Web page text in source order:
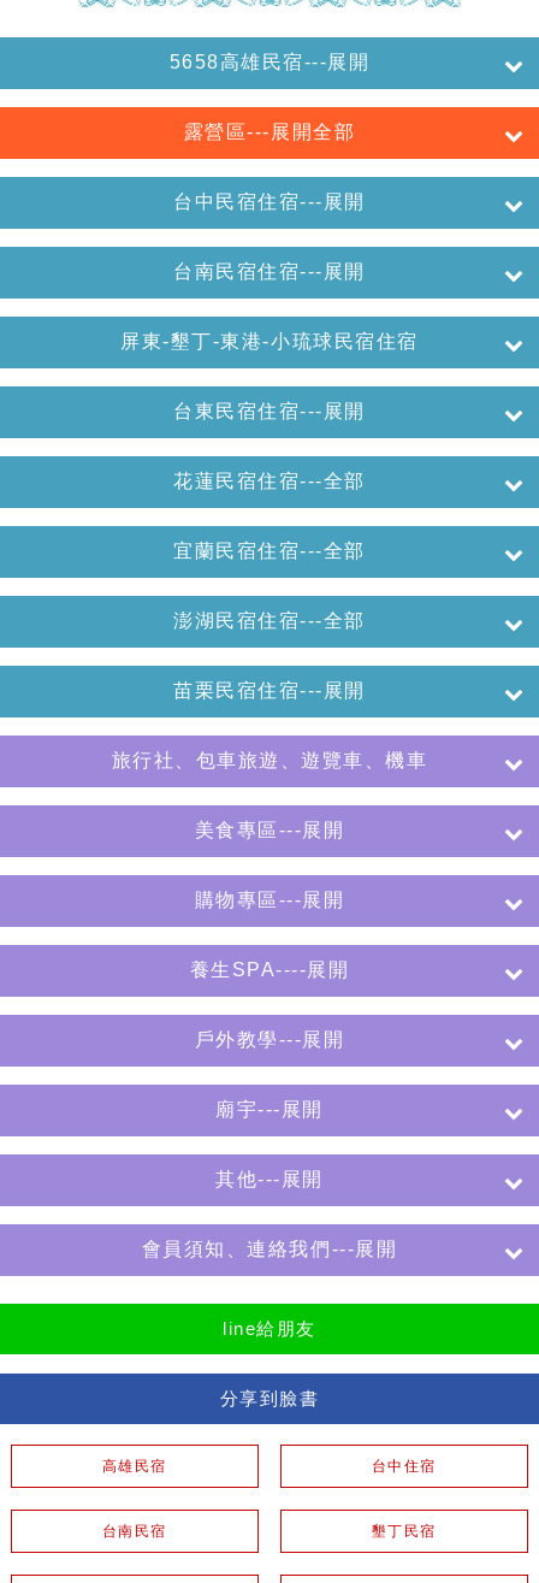
5658高雄民宿---展開
露營區---展開全部
台中民宿住宿---展開
台南民宿住宿---展開
屏東-墾丁-東港-小琉球民宿住宿
台東民宿住宿---展開
花蓮民宿住宿---全部
宜蘭民宿住宿---全部
澎湖民宿住宿---全部
苗栗民宿住宿---展開
旅行社、包車旅遊、遊覽車、機車
美食專區---展開
購物專區---展開
養生SPA----展開
戶外教學---展開
廟宇---展開
其他---展開
會員須知、連絡我們---展開
line給朋友
分享到臉書
高雄民宿 台中住宿
台南民宿 墾丁民宿